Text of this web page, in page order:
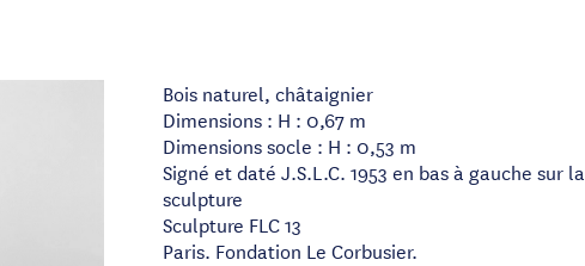
Bois naturel, châtaignier
Dimensions : H : 0,67 m
Dimensions socle : H : 0,53 m
Signé et daté J.S.L.C. 1953 en bas à gauche sur la
sculpture
Sculpture FLC 13
Paris. Fondation Le Corbusier.